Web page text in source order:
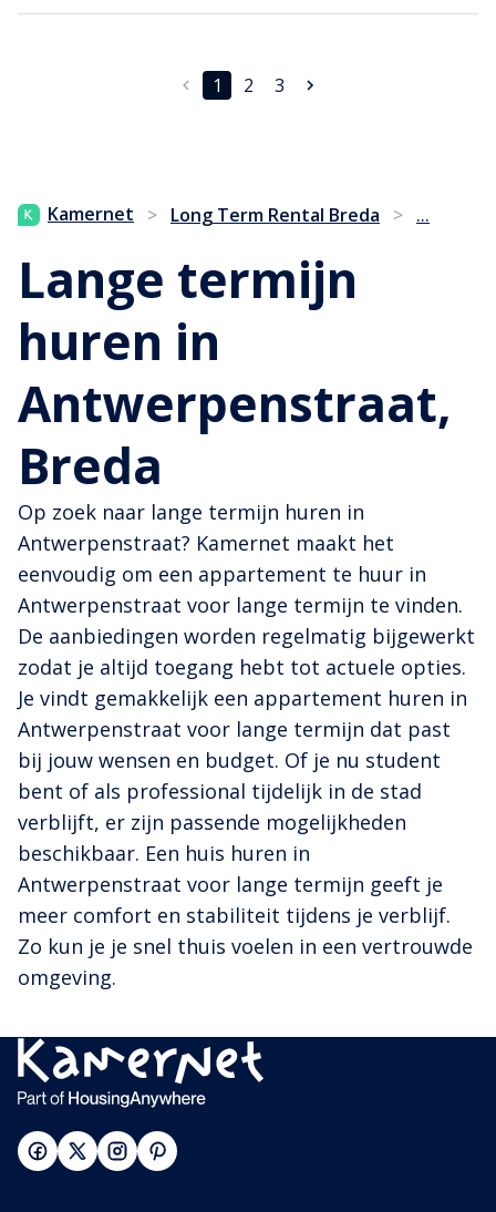
1 2 3
Kamernet > Long Term Rental Breda > ...
Lange termijn
huren in
Antwerpenstraat,
Breda
Op zoek naar lange termijn huren in
Antwerpenstraat? Kamernet maakt het
eenvoudig om een appartement te huur in
Antwerpenstraat voor lange termijn te vinden.
De aanbiedingen worden regelmatig bijgewerkt
zodat je altijd toegang hebt tot actuele opties.
Je vindt gemakkelijk een appartement huren in
Antwerpenstraat voor lange termijn dat past
bij jouw wensen en budget. Of je nu student
bent of als professional tijdelijk in de stad
verblijft, er zijn passende mogelijkheden
beschikbaar. Een huis huren in
Antwerpenstraat voor lange termijn geeft je
meer comfort en stabiliteit tijdens je verblijf.
Zo kun je je snel thuis voelen in een vertrouwde
omgeving.